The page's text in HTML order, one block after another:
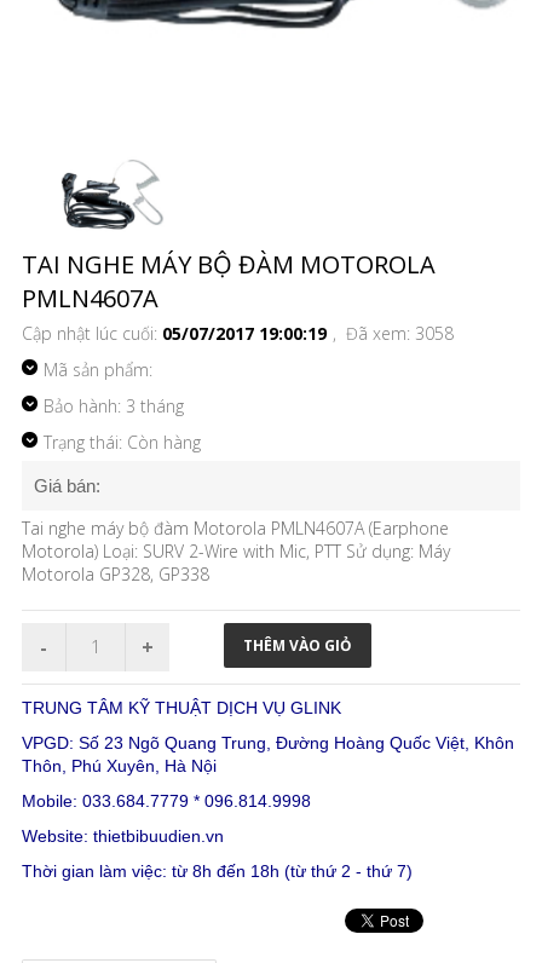
TAI NGHE MÁY BỘ ĐÀM MOTOROLA
PMLN4607A
Cập nhật lúc cuối: 05/07/2017 19:00:19 , Đã xem: 3058
Mã sản phẩm:
Bảo hành: 3 tháng
Trạng thái: Còn hàng
Giá bán:
Tai nghe máy bộ đàm Motorola PMLN4607A (Earphone
Motorola) Loại: SURV 2-Wire with Mic, PTT Sử dụng: Máy
Motorola GP328, GP338
TRUNG TÂM KỸ THUẬT DỊCH VỤ GLINK
VPGD: Số 23 Ngõ Quang Trung, Đường Hoàng Quốc Việt, Khôn
Thôn, Phú Xuyên, Hà Nội
Mobile: 033.684.7779 * 096.814.9998
Website: thietbibuudien.vn
Thời gian làm việc: từ 8h đến 18h (từ thứ 2 - thứ 7)